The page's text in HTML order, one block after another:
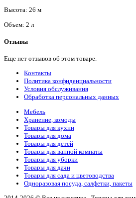
Высота: 26 м
Объем: 2 л
Отзывы
Еще нет отзывов об этом товаре.
Контакты
Политика конфиденциальности
Условия обслуживания
Обработка персональных данных
Мебель
Хранение, комоды
Товары для кухни
Товары для дома
Товары для детей
Товары для ванной комнаты
Товары для уборки
Товары для дачи
Товары для сада и цветоводства
Одноразовая посуда, салфетки, пакеты